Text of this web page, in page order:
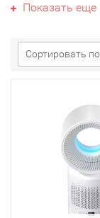
позаботиться
квартире.
признаков
увлажнитель
атмосферной и
VENTA:
пыли и
Показать еще
Сортировать